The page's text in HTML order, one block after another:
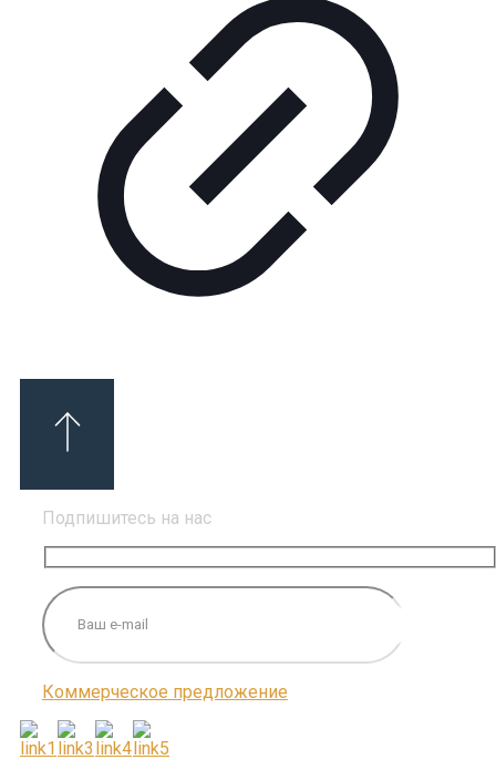
Подпишитесь на нас
Коммерческое предложение